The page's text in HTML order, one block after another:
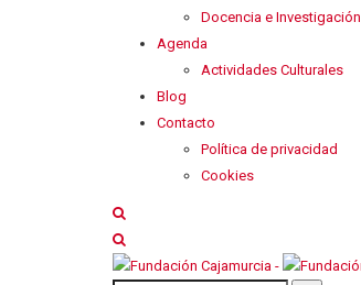
Docencia e Investigación
Agenda
Actividades Culturales
Blog
Contacto
Política de privacidad
Cookies